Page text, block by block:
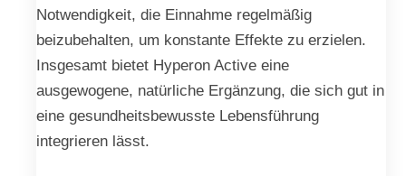
Notwendigkeit, die Einnahme regelmäßig
beizubehalten, um konstante Effekte zu erzielen.
Insgesamt bietet Hyperon Active eine
ausgewogene, natürliche Ergänzung, die sich gut in
eine gesundheitsbewusste Lebensführung
integrieren lässt.